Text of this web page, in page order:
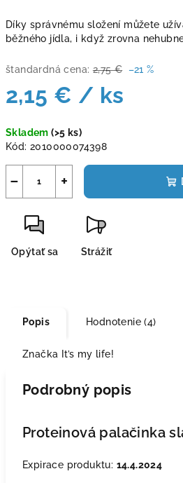
Díky správnému složení můžete
běžného jídla, i když zrovna
štandardná cena: 2,75 € –21 %
2,15 € / ks
cena:
Skladem(>5 ks)
Kód: 2010000074398
+
−
Opýtať sa Strážiť
Popis Hodnotenie (4)
Značka It’s my life!
Podrobný popis
Proteinová palačinka
Expirace produktu: 14.4.2024